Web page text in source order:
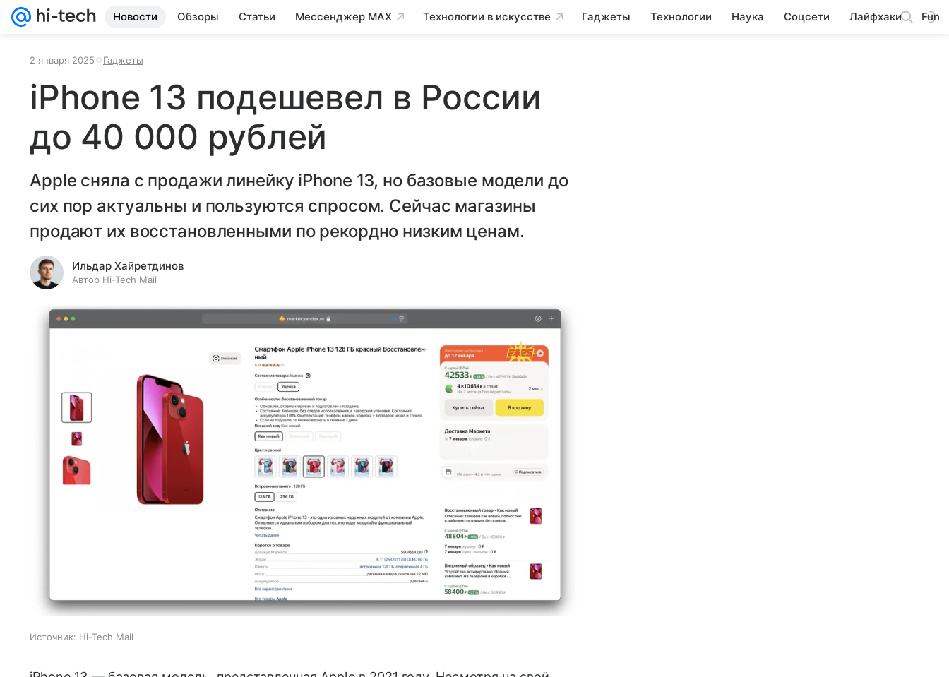
Новости Обзоры Статьи Мессенджер MAX Технологии в искусстве Гаджеты Технологии Наука Соцсети Лайфхаки Fun
2 января 2025 Гаджеты
iPhone 13 подешевел в России
до 40 000 рублей
Apple сняла с продажи линейку iPhone 13, но базовые модели до
сих пор актуальны и пользуются спросом. Сейчас магазины
продают их восстановленными по рекордно низким ценам.
Ильдар Хайретдинов
Автор Hi-Tech Mail
Источник: Hi-Tech Mail